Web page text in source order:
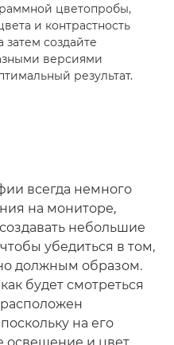
цветопробы,
и контрастность
затем создайте
версиями
результат.
всегда немного
на мониторе,
небольшие
убедиться в том,
должным образом.
будет смотреться
расположен
на его
освещение и цвет